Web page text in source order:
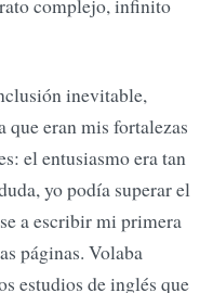
complejo, infinito
inevitable,
que eran mis fortalezas
el entusiasmo era tan
yo podía superar el
a escribir mi primera
páginas. Volaba
estudios de inglés que